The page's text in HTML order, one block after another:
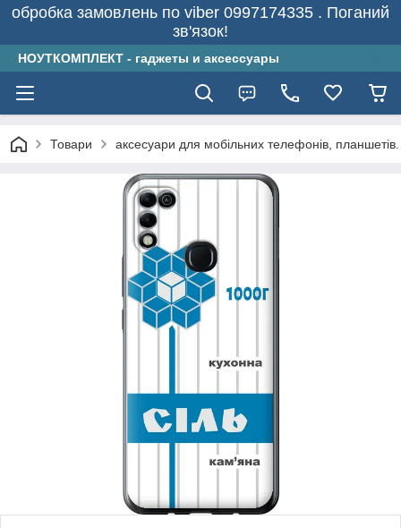
обробка замовлень по viber 0997174335 . Поганий
зв'язок!
НОУТКОМПЛЕКТ - гаджеты и аксессуары
Товари аксесуари для мобільних телефонів, планшетів.